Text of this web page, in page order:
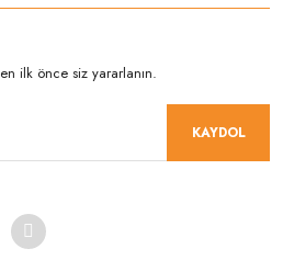
ilk önce siz yararlanın.
KAYDOL